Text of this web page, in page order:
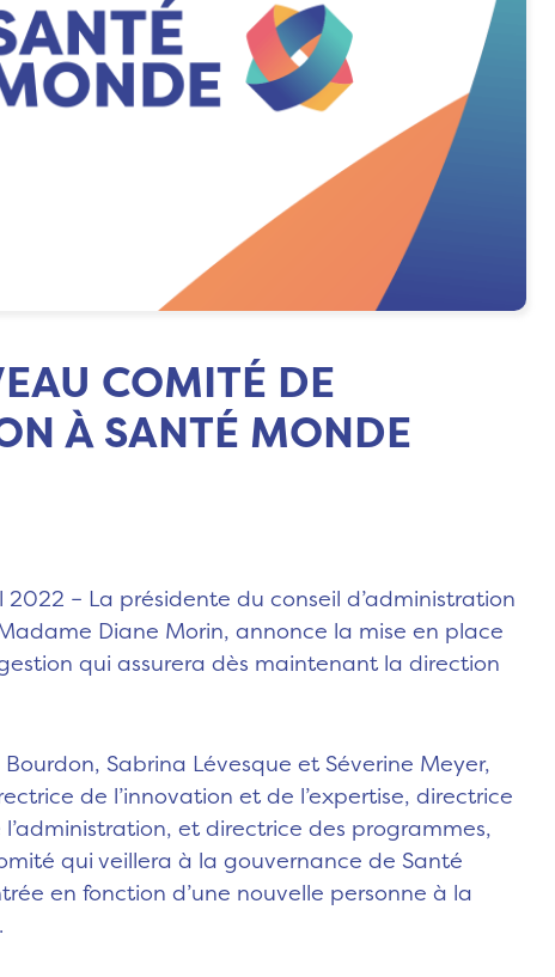
COMITÉ DE
À SANTÉ MONDE
2022 – La présidente du conseil d’administration
Diane Morin, annonce la mise en place
qui assurera dès maintenant la direction
Sabrina Lévesque et Séverine Meyer,
de l’innovation et de l’expertise, directrice
et directrice des programmes,
qui veillera à la gouvernance de Santé
en fonction d’une nouvelle personne à la